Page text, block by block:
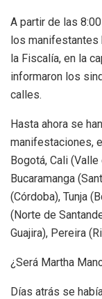
A partir de las
los manifestantes
la Fiscalía, en la
informaron los
calles.
Hasta ahora se
manifestaciones,
Bogotá, Cali
Bucaramanga
(Córdoba), Tunja
(Norte de
Guajira), Pereira
¿Será Martha
Días atrás se